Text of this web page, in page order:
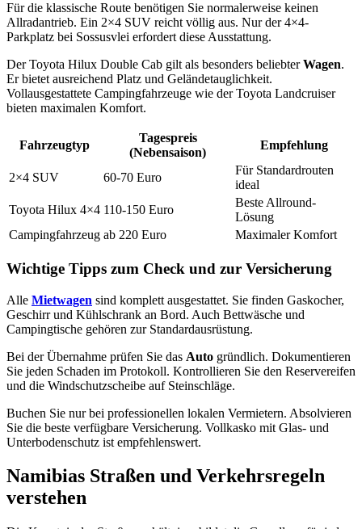
Für die klassische Route benötigen Sie normalerweise keinen
Allradantrieb. Ein 2×4 SUV reicht völlig aus. Nur der 4×4-
Parkplatz bei Sossusvlei erfordert diese Ausstattung.
Der Toyota Hilux Double Cab gilt als besonders beliebterWagen.
Er bietet ausreichend Platz und Geländetauglichkeit.
Vollausgestattete Campingfahrzeuge wie der Toyota Landcruiser
bieten maximalen Komfort.
Fahrzeugtyp
Tagespreis
(Nebensaison)
Empfehlung
2×4 SUV 60-70 Euro
Für Standardrouten
ideal
Toyota Hilux 4×4 110-150 Euro
Beste Allround-
Lösung
Campingfahrzeug ab 220 Euro Maximaler Komfort
Wichtige Tipps zum Check und zur Versicherung
Alle Mietwagen sind komplett ausgestattet. Sie finden Gaskocher,
Geschirr und Kühlschrank an Bord. Auch Bettwäsche und
Campingtische gehören zur Standardausrüstung.
Bei der Übernahme prüfen Sie das Auto gründlich. Dokumentieren
Sie jeden Schaden im Protokoll. Kontrollieren Sie den Reservereifen
und die Windschutzscheibe auf Steinschläge.
Buchen Sie nur bei professionellen lokalen Vermietern. Absolvieren
Sie die beste verfügbare Versicherung. Vollkasko mit Glas- und
Unterbodenschutz ist empfehlenswert.
Namibias Straßen und Verkehrsregeln
verstehen